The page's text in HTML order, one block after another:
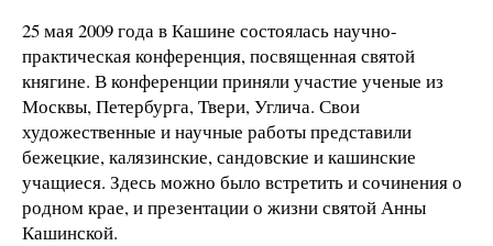
25 мая 2009 года в Кашине состоялась научно-
практическая конференция, посвященная святой
княгине. В конференции приняли участие ученые из
Москвы, Петербурга, Твери, Углича. Свои
художественные и научные работы представили
бежецкие, калязинские, сандовские и кашинские
учащиеся. Здесь можно было встретить и сочинения о
родном крае, и презентации о жизни святой Анны
Кашинской.